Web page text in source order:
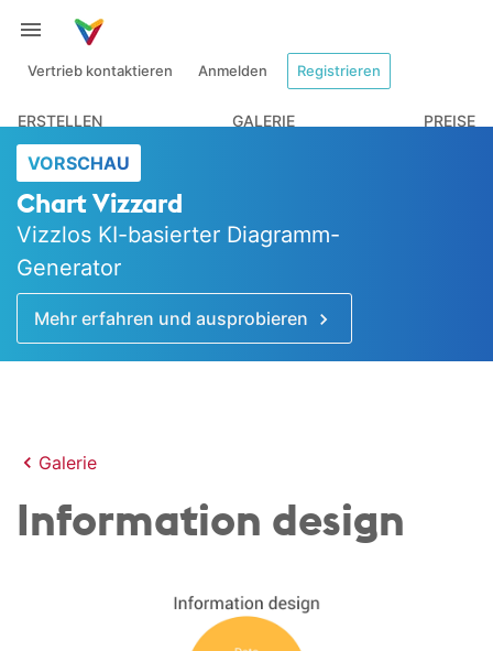
Vertrieb kontaktieren Anmelden Registrieren
ERSTELLEN GALERIE PREISE
VORSCHAU
Chart Vizzard
Vizzlos KI-basierter Diagramm-
Generator
Mehr erfahren und ausprobieren
Galerie
Information design